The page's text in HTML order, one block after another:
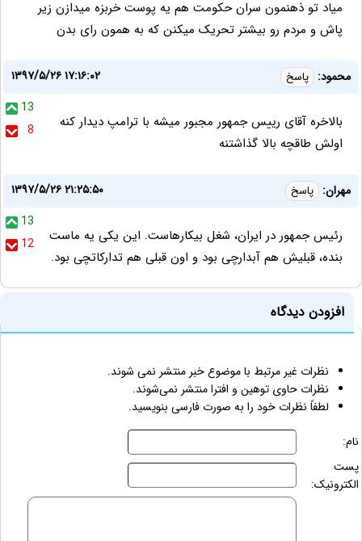
میاد تو ذهنمون سران حکومت هم یه پوست خربزه میدازن زیر
پاش و مردم رو بیشتر تحریک میکنن که به همون رای بدن
محمود: پاسخ
۱۳۹۷/۵/۲۶ ۱۷:۱۶:۰۲
13
8
بالاخره آقای رییس جمهور مجبور میشه با ترامپ دیدار کنه
اولش طاقچه بالا گذاشتنه
مهران: پاسخ
۱۳۹۷/۵/۲۶ ۲۱:۲۵:۵۰
13
12
رئیس جمهور در ایران، شغل بیکارهاست. این یکی یه ماست
بنده، قبلیش هم آبدارچی بود و اون قبلی هم تدارکاتچی بود.
افزودن دیدگاه
نظرات غیر مرتبط با موضوع خبر منتشر نمی شوند.
نظرات حاوی توهین و افترا منتشر نمی‌شوند.
لطفاً نظرات خود را به صورت فارسی بنویسید.
نام:
پست
الکترونیک: